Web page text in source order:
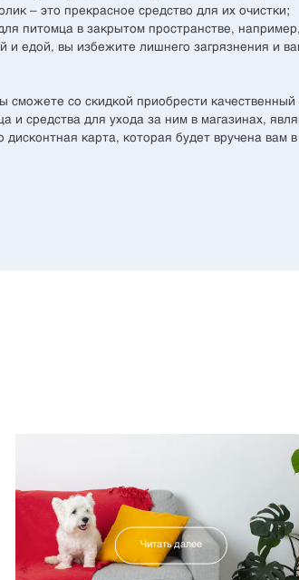
– это прекрасное средство для их очистки;
питомца в закрытом пространстве,
и едой, вы избежите лишнего загрязнения и
сможете со скидкой приобрести
и средства для ухода за ним в магазинах,
карта, которая будет вручена вам
Читать далее